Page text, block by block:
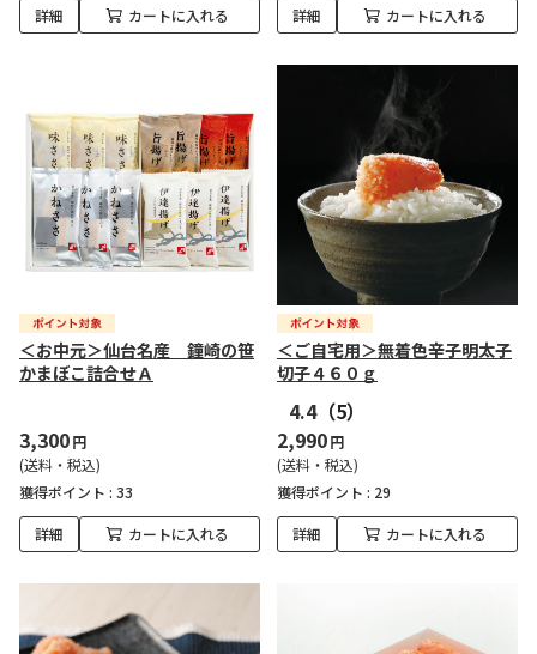
詳細 カートに入れる 詳細 カートに入れる
＜お中元＞仙台名産 鐘崎の笹
かまぼこ詰合せＡ
3,300円
(送料・税込)
獲得ポイント : 33
詳細 カートに入れる
＜ご自宅用＞無着色辛子明太子
切子４６０ｇ
4.4（5）
2,990円
(送料・税込)
獲得ポイント : 29
詳細 カートに入れる